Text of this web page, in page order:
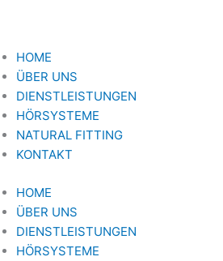
HOME
ÜBER UNS
DIENSTLEISTUNGEN
HÖRSYSTEME
NATURAL FITTING
KONTAKT
HOME
ÜBER UNS
DIENSTLEISTUNGEN
HÖRSYSTEME